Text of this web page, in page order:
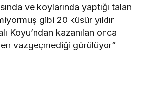
ve koylarında yaptığı talan
gibi 20 küsür yıldır
Koyu’ndan kazanılan onca
vazgeçmediği görülüyor”